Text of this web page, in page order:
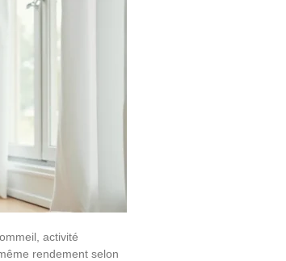
activité
rendement selon